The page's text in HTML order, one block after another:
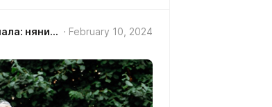
GUESTIA агентство по подбору персонала: няни, домработницы, сиделки СПб/ Колпино/Рыбацкое February 10, 2024